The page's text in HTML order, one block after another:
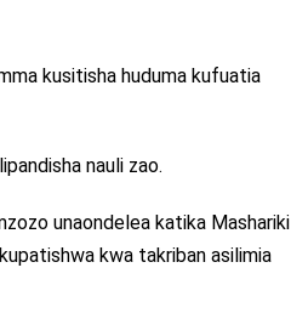
kusitisha huduma kufuatia
nauli zao.
unaondelea katika Mashariki
kwa takriban asilimia